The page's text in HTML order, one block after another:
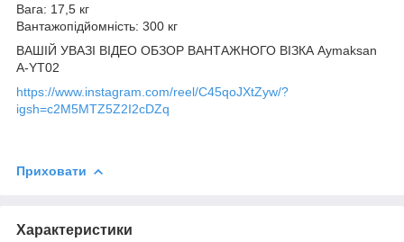
Вага: 17,5 кг
Вантажопідйомність: 300 кг
ВАШІЙ УВАЗІ ВІДЕО ОБЗОР ВАНТАЖНОГО ВІЗКА Aymaksan
A-YT02
https://www.instagram.com/reel/C45qoJXtZyw/?
igsh=c2M5MTZ5Z2I2cDZq
Приховати
Характеристики